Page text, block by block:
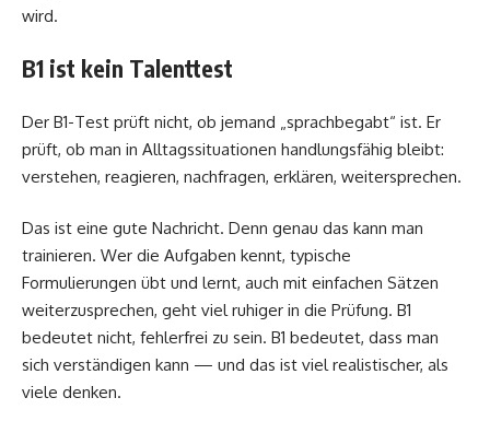
wird.
B1 ist kein Talenttest
Der B1-Test prüft nicht, ob jemand „sprachbegabt“ ist. Er
prüft, ob man in Alltagssituationen handlungsfähig bleibt:
verstehen, reagieren, nachfragen, erklären, weitersprechen.
Das ist eine gute Nachricht. Denn genau das kann man
trainieren. Wer die Aufgaben kennt, typische
Formulierungen übt und lernt, auch mit einfachen Sätzen
weiterzusprechen, geht viel ruhiger in die Prüfung. B1
bedeutet nicht, fehlerfrei zu sein. B1 bedeutet, dass man
sich verständigen kann — und das ist viel realistischer, als
viele denken.